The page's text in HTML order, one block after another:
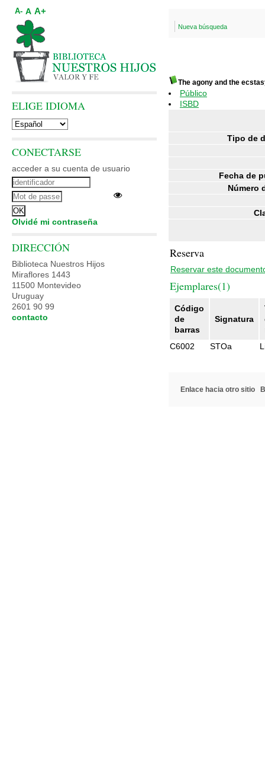
Nueva búsqueda
The agony and the
Público
ISBD
Tipo de
Fecha de
Número
Reserva
Reservar este
Ejemplares(1)
Código
de
barras
Signatura
C6002
STOa
Enlace hacia otro sitio
A- A A+
ELIGE IDIOMA
CONECTARSE
acceder a su cuenta de usuario
Olvidé mi contraseña
DIRECCIÓN
Biblioteca Nuestros Hijos
Miraflores 1443
11500 Montevideo
Uruguay
2601 90 99
contacto